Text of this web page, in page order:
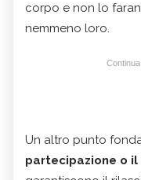
corpo e non lo
nemmeno loro.
Un altro punto
partecipazione o il